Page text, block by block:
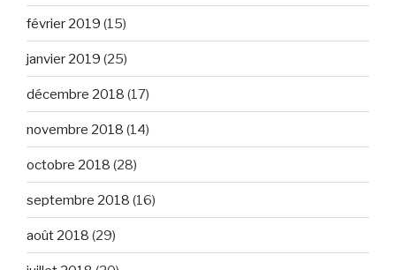
février 2019 (15)
janvier 2019 (25)
décembre 2018 (17)
novembre 2018 (14)
octobre 2018 (28)
septembre 2018 (16)
août 2018 (29)